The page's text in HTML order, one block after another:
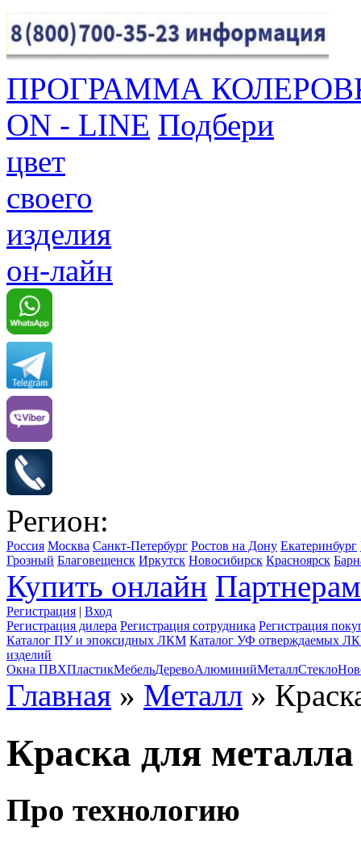
ПРОГРАММА
ON - LINE Подбери
цвет
своего
изделия
он-лайн
Регион:
Россия Москва Санкт-Петербург Ростов на Дону Екатеринбург
Грозный Благовещенск Иркутск Новосибирск Красноярск
Купить онлайн Партнерам
Регистрация | Вход
Регистрация дилера Регистрация сотрудника Регистрация
Каталог ПУ и эпоксидных ЛКМ Каталог УФ отверждаемых
изделий
Окна ПВХПластикМебельДеревоАлюминийМеталлСтекло
Главная » Металл »
Краска для металла
Про технологию